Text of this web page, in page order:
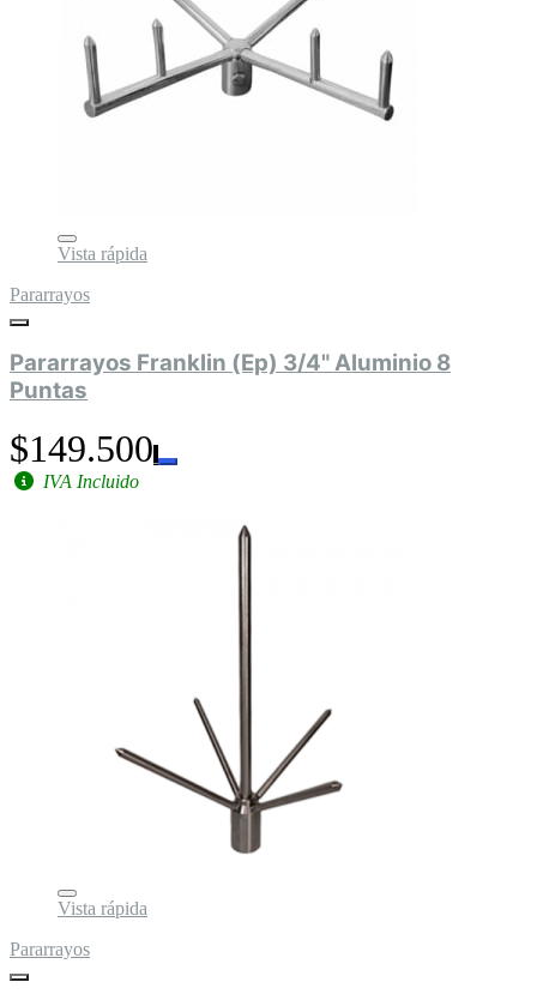
Vista rápida
Pararrayos
Pararrayos Franklin (Ep) 3/4" Aluminio 8
Puntas
$149.500
IVA Incluido
Vista rápida
Pararrayos